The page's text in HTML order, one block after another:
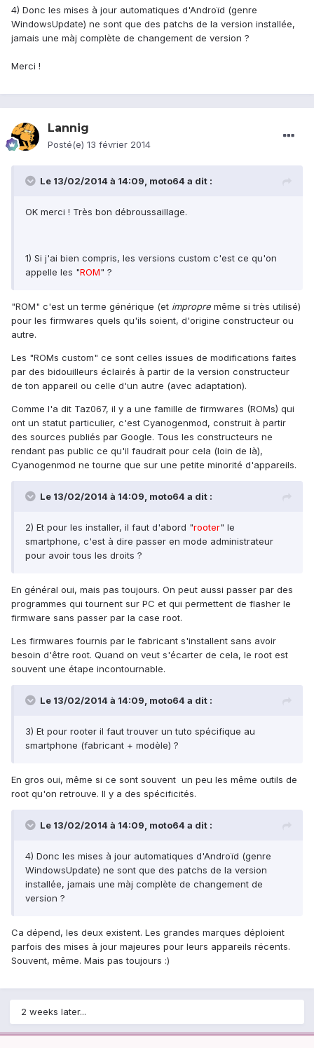
4) Donc les mises à jour automatiques d'Androïd (genre
WindowsUpdate) ne sont que des patchs de la version installée,
jamais une màj complète de changement de version ?
Merci !
Lannig
Posté(e) 13 février 2014
Le 13/02/2014 à 14:09, moto64 a dit :
OK merci ! Très bon débroussaillage.
1) Si j'ai bien compris, les versions custom c'est ce qu'on
appelle les "ROM" ?
"ROM" c'est un terme générique (et impropre même si très utilisé)
pour les firmwares quels qu'ils soient, d'origine constructeur ou
autre.
Les "ROMs custom" ce sont celles issues de modifications faites
par des bidouilleurs éclairés à partir de la version constructeur
de ton appareil ou celle d'un autre (avec adaptation).
Comme l'a dit Taz067, il y a une famille de firmwares (ROMs) qui
ont un statut particulier, c'est Cyanogenmod, construit à partir
des sources publiés par Google. Tous les constructeurs ne
rendant pas public ce qu'il faudrait pour cela (loin de là),
Cyanogenmod ne tourne que sur une petite minorité d'appareils.
Le 13/02/2014 à 14:09, moto64 a dit :
2) Et pour les installer, il faut d'abord "rooter" le
smartphone, c'est à dire passer en mode administrateur
pour avoir tous les droits ?
En général oui, mais pas toujours. On peut aussi passer par des
programmes qui tournent sur PC et qui permettent de flasher le
firmware sans passer par la case root.
Les firmwares fournis par le fabricant s'installent sans avoir
besoin d'être root. Quand on veut s'écarter de cela, le root est
souvent une étape incontournable.
Le 13/02/2014 à 14:09, moto64 a dit :
3) Et pour rooter il faut trouver un tuto spécifique au
smartphone (fabricant + modèle) ?
En gros oui, même si ce sont souvent un peu les même outils de
root qu'on retrouve. Il y a des spécificités.
Le 13/02/2014 à 14:09, moto64 a dit :
4) Donc les mises à jour automatiques d'Androïd (genre
WindowsUpdate) ne sont que des patchs de la version
installée, jamais une màj complète de changement de
version ?
Ca dépend, les deux existent. Les grandes marques déploient
parfois des mises à jour majeures pour leurs appareils récents.
Souvent, même. Mais pas toujours :)
2 weeks later...